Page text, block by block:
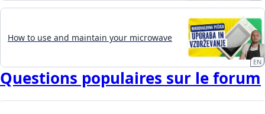
How to use and maintain your microwave
EN
Questions populaires sur le forum